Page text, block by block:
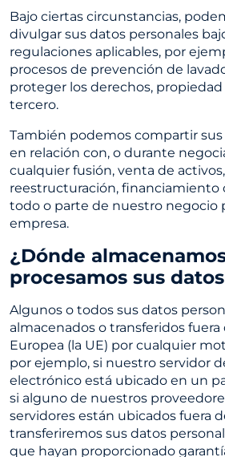
Bajo ciertas circunstancias,
divulgar sus datos personales
regulaciones aplicables, por
procesos de prevención de
proteger los derechos,
tercero.
También podemos compartir
en relación con, o durante
cualquier fusión, venta de
reestructuración, financiamiento
todo o parte de nuestro negocio
empresa.
¿Dónde
procesamos sus
Algunos o todos sus datos
almacenados o transferidos fuera
Europea (la UE) por cualquier
por ejemplo, si nuestro servidor
electrónico está ubicado en un
si alguno de nuestros
servidores están ubicados fuera
transferiremos sus datos
que hayan proporcionado